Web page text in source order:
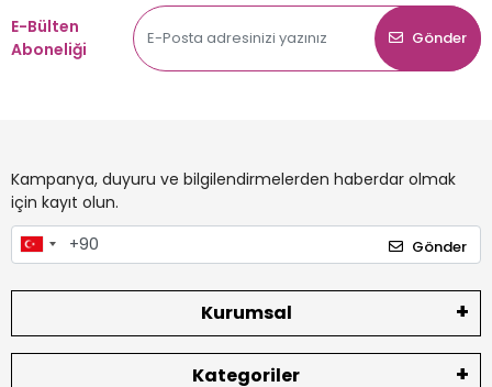
E-Bülten
Aboneliği
Gönder
Kampanya, duyuru ve bilgilendirmelerden haberdar olmak
için kayıt olun.
Gönder
Kurumsal
Kategoriler